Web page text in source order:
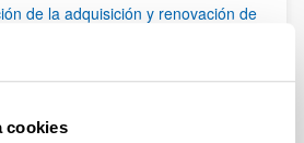
cookies
de la adquisición y renovación de
y fondos bibliográficos en la
de errores del listado provisional de
23/03/2026: Relación